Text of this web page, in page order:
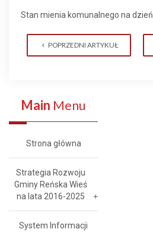
Stan mienia komunalnego na
POPRZEDNI ARTYKUŁ
Main Menu
Strona główna
Strategia Rozwoju
Gminy Reńska Wieś
na lata 2016-2025
System Informacji